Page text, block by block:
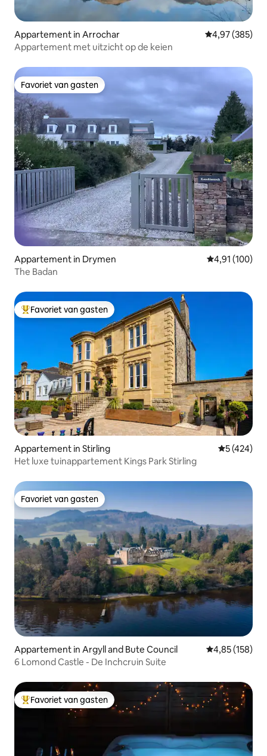
Appartement in Arrochar Gemiddelde
4,97 (385)
Appartement met uitzicht op de keien
Favoriet van gasten
Favoriet van gasten
Appartement in Drymen Gemiddelde
4,91 (100)
The Badan
Topfavoriet van gasten
Favoriet van gasten
Appartement in Stirling
5 (424)
Het luxe tuinappartement Kings Park Stirling
Favoriet van gasten
Favoriet van gasten
Appartement in Argyll and Bute Council Gemiddelde
4,85 (158)
6 Lomond Castle - De Inchcruin Suite
Topfavoriet van gasten
Favoriet van gasten